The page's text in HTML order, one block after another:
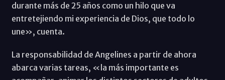
durante más de 25 años como un hilo que va
entretejiendo mi experiencia de Dios, que todo lo
une», cuenta.
La responsabilidad de Angelines a partir de ahora
abarca varias tareas, «la más importante es